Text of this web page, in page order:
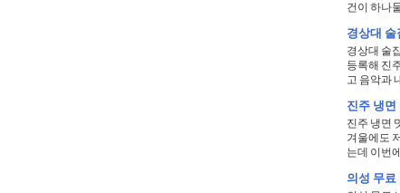
건이 하나
경상대
경상대 술
등록해 진
고 음악과
진주 냉면
진주 냉면
겨울에도
는데 이번
의성 무료